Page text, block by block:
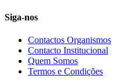
Siga-nos
Contactos Organismos
Contacto Institucional
Quem Somos
Termos e Condições